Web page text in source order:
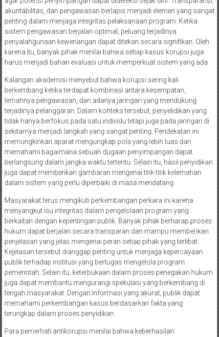
akuntabilitas, dan pengawasan berlapis menjadi elemen yang sangat
penting dalam menjaga integritas pelaksanaan program. Ketika
sistem pengawasan berjalan optimal, peluang terjadinya
penyalahgunaan kewenangan dapat ditekan secara signifikan. Oleh
karena itu, banyak pihak menilai bahwa setiap kasus korupsi juga
harus menjadi bahan evaluasi untuk memperkuat sistem yang ada.
Kalangan akademisi menyebut bahwa korupsi sering kali
berkembang ketika terdapat kombinasi antara kesempatan,
lemahnya pengawasan, dan adanya jaringan yang mendukung
terjadinya pelanggaran. Dalam konteks tersebut, penyelidikan yang
tidak hanya berfokus pada satu individu tetapi juga pada jaringan di
sekitarnya menjadi langkah yang sangat penting. Pendekatan ini
memungkinkan aparat mengungkap pola yang lebih luas dan
memahami bagaimana sebuah dugaan penyimpangan dapat
berlangsung dalam jangka waktu tertentu. Selain itu, hasil penyidikan
juga dapat memberikan gambaran mengenai titik-titik kelemahan
dalam sistem yang perlu diperbaiki di masa mendatang.
Masyarakat terus mengikuti perkembangan perkara ini karena
menyangkut isu integritas dalam pengelolaan program yang
berkaitan dengan kepentingan publik. Banyak pihak berharap proses
hukum dapat berjalan secara transparan dan mampu memberikan
penjelasan yang jelas mengenai peran setiap pihak yang terlibat.
Kejelasan tersebut dianggap penting untuk menjaga kepercayaan
publik terhadap institusi yang bertugas mengelola program
pemerintah. Selain itu, keterbukaan dalam proses penegakan hukum
juga dapat membantu mengurangi spekulasi yang berkembang di
tengah masyarakat. Dengan informasi yang akurat, publik dapat
memahami perkembangan kasus berdasarkan fakta yang
terungkap dalam proses penyidikan.
Para pemerhati antikorupsi menilai bahwa keberhasilan